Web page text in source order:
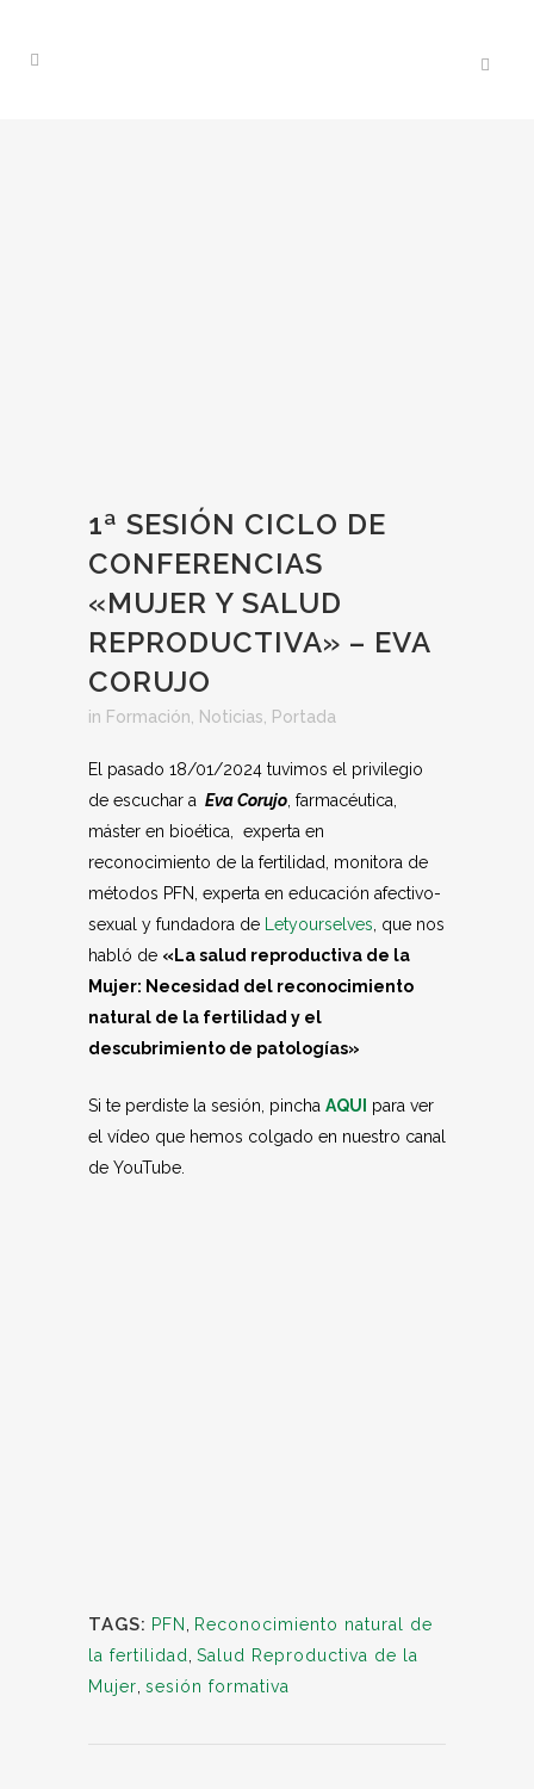
1ª SESIÓN CICLO DE
CONFERENCIAS
«MUJER Y SALUD
REPRODUCTIVA» – EVA
CORUJO
in Formación Noticias Portada
El pasado 18/01/2024 tuvimos el privilegio
de escuchar a Eva Corujo , farmacéutica,
máster en bioética, experta en
reconocimiento de la fertilidad, monitora de
métodos PFN, experta en educación afectivo-
sexual y fundadora de
Letyourselves , que nos
habló de «La salud reproductiva de la
Mujer: Necesidad del reconocimiento
natural de la fertilidad y el
descubrimiento de patologías»
Si te perdiste la sesión, pincha AQUI
para ver
el vídeo que hemos colgado en nuestro canal
de YouTube.
TAGS: PFN
Reconocimiento natural de
la fertilidad
Salud Reproductiva de la
Mujer sesión formativa